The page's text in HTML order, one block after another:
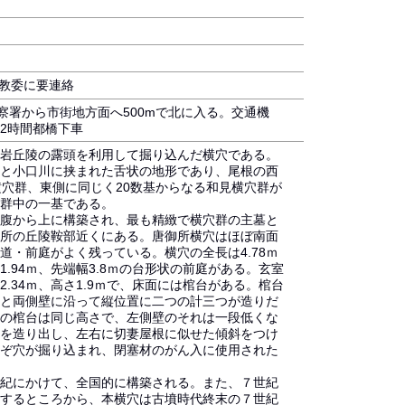
委に要連絡
署から市街地方面へ500mで北に入る。交通機
時間都橋下車
丘陵の露頭を利用して掘り込んだ横穴である。
小口川に挟まれた舌状の地形であり、尾根の西
群、東側に同じく20数基からなる和見横穴群が
中の一基である。
から上に構築され、最も精緻で横穴群の主墓と
の丘陵鞍部近くにある。唐御所横穴はほぼ南面
・前庭がよく残っている。横穴の全長は4.78ｍ
ｍ、先端幅3.8ｍの台形状の前庭がある。玄室
ｍ、高さ1.9ｍで、床面には棺台がある。棺台
両側壁に沿って縦位置に二つの計三つが造りだ
棺台は同じ高さで、左側壁のそれは一段低くな
造り出し、左右に切妻屋根に似せた傾斜をつけ
穴が掘り込まれ、閉塞材のがん入に使用された
にかけて、全国的に構築される。また、７世紀
るところから、本横穴は古墳時代終末の７世紀